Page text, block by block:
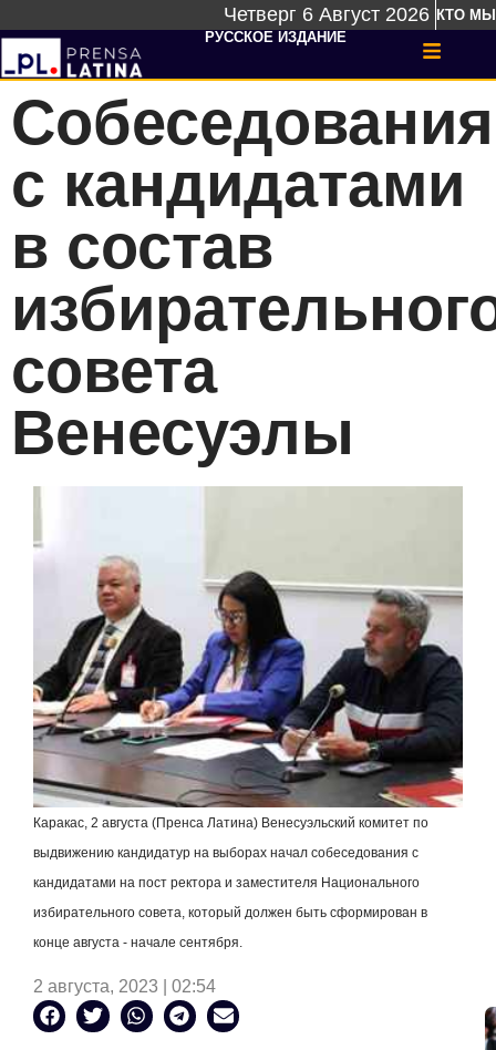
Четверг 6 Август 2026 КТО МЫ
РУССКОЕ ИЗДАНИЕ
Собеседования
с кандидатами
в состав
совета
Венесуэлы
Каракас, 2 августа (Пренса Латина) Венесуэльский комитет по
выдвижению кандидатур на выборах начал собеседования с
кандидатами на пост ректора и заместителя Национального
избирательного совета, который должен быть сформирован в
конце августа - начале сентября.
2 августа, 2023 | 02:54